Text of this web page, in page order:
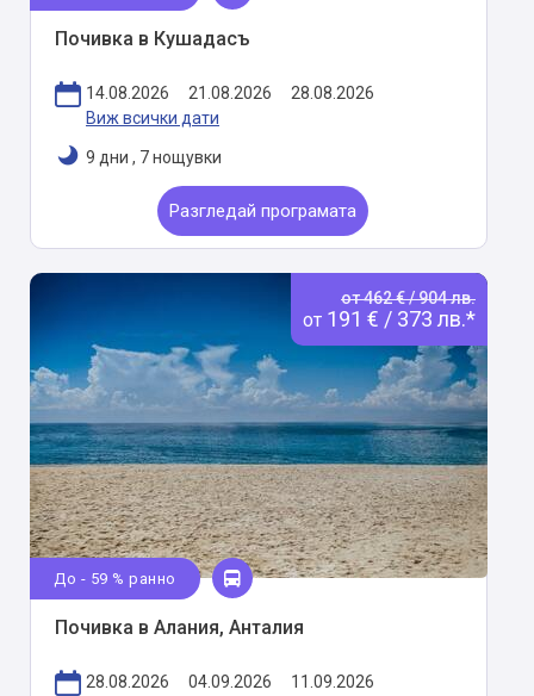
Почивка в Кушадасъ
14.08.2026 21.08.2026
28.08.2026
Виж всички дати
9 дни , 7 нощувки
Разгледай програмата
от 462 € / 904 лв.
от 191 € / 373 лв.*
До - 59 % ранно
Почивка в Алания, Анталия
28.08.2026 04.09.2026
11.09.2026